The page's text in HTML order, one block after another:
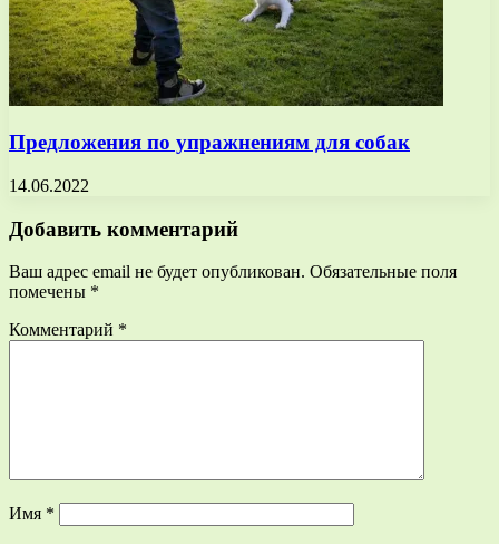
Предложения по упражнениям для собак
14.06.2022
Добавить комментарий
Ваш адрес email не будет опубликован. Обязательные поля
помечены *
Комментарий *
Имя *